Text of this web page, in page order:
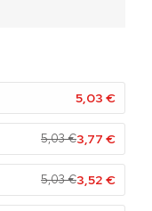
5,03 €
5,03€3,77 €
5,03€3,52 €